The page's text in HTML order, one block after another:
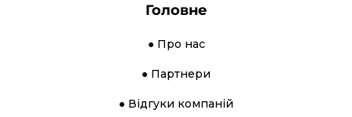
Головне
● Про нас
● Партнери
● Відгуки компаній